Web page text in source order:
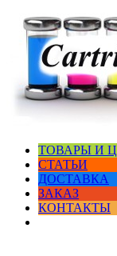
ТОВАРЫ И
СТАТЬИ
ДОСТАВКА
ЗАКАЗ
КОНТАКТЫ